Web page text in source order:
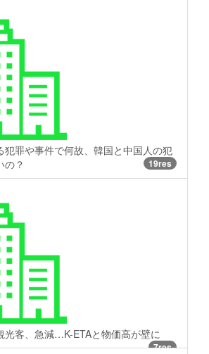
犯罪や事件で何故、韓国と中国人の犯
の？
19res
光客、急減…K-ETAと物価高が壁に
7res